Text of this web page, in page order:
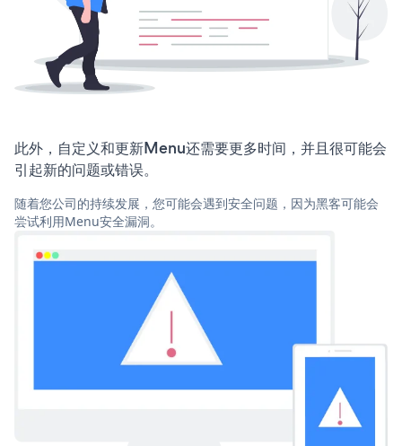
此外，自定义和更新Menu还需要更多时间，并且很可能会
引起新的问题或错误。
随着您公司的持续发展，您可能会遇到安全问题，因为黑客可能会
尝试利用Menu安全漏洞。